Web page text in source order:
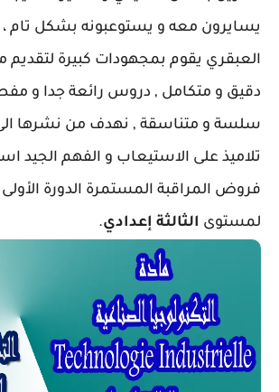
يسايرون معه و يستوعبونه بشكل تام ،
العبقري يقوم بمجهودات كبيرة لتقديم
دقيق و متكامل , دروس رائعة جدا و
سلسة و متناسقة , نهدف من نشرها
تلاميذ على الاستيعاب و الفهم الجيد
فروض المراقبة المستمرة الدورة الأولى و
لمستوى الثالثة إعدادي.